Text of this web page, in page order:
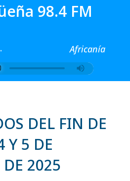
98.4 FM
Africanía
DEL FIN DE
Y 5 DE
DE 2025